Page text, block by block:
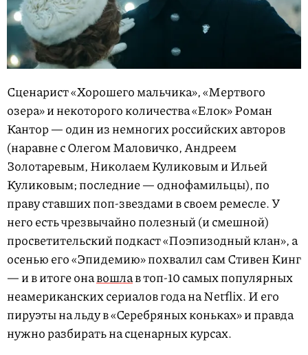
Сценарист «Хорошего мальчика», «Мертвого
озера» и некоторого количества «Елок» Роман
Кантор — один из немногих российских авторов
(наравне с Олегом Маловичко, Андреем
Золотаревым, Николаем Куликовым и Ильей
Куликовым; последние — однофамильцы), по
праву ставших поп-звездами в своем ремесле. У
него есть чрезвычайно полезный (и смешной)
просветительский подкаст «Поэпизодный клан», а
осенью его «Эпидемию» похвалил сам Стивен Кинг
— и в итоге онавошлав топ-10 самых популярных
неамериканских сериалов года на Netflix. И его
пируэты на льду в «Серебряных коньках» и правда
нужно разбирать на сценарных курсах.